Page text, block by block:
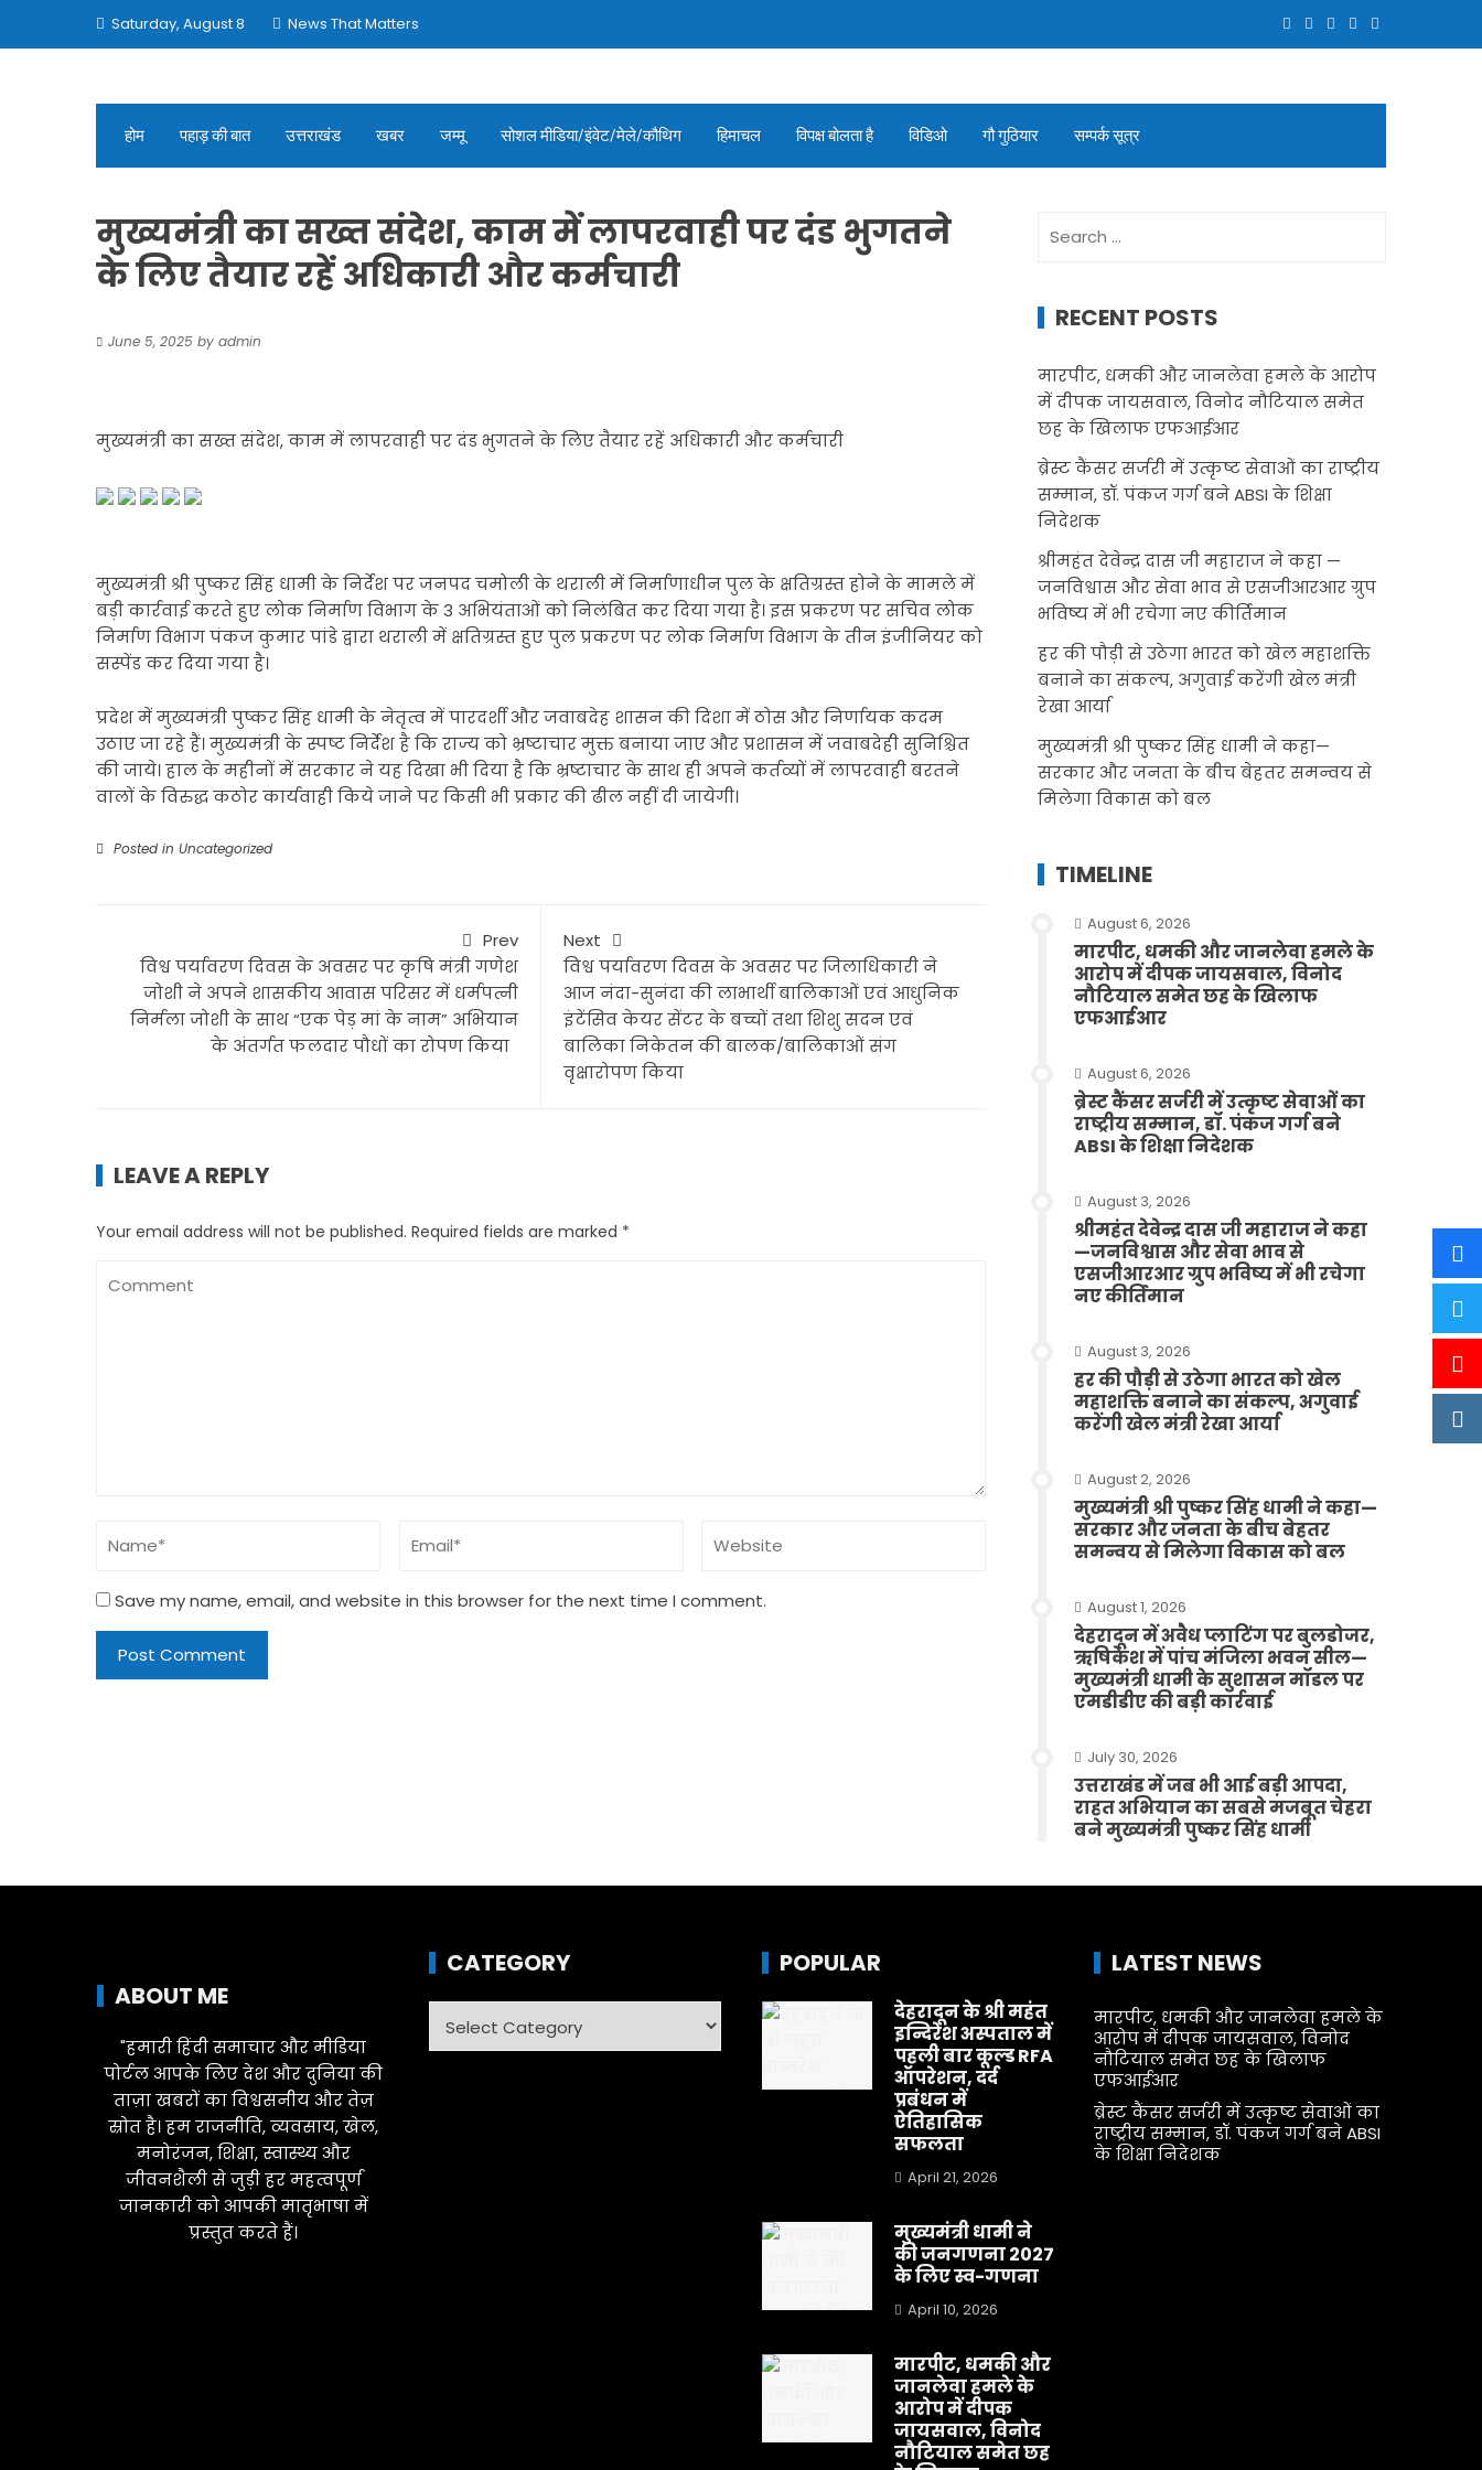
Saturday, August 8 News That Matters
होम पहाड़ की बात उत्तराखंड खबर जम्मू सोशल मीडिया/इंवेट/मेले/कौथिग हिमाचल विपक्ष बोलता है विडिओ गौ गुठियार सम्पर्क सूत्र
मुख्यमंत्री का सख्त संदेश, काम में लापरवाही पर दंड भुगतने
के लिए तैयार रहें अधिकारी और कर्मचारी
June 5, 2025 by admin
मुख्यमंत्री का सख्त संदेश, काम में लापरवाही पर दंड भुगतने के लिए तैयार रहें अधिकारी और कर्मचारी
मुख्यमंत्री श्री पुष्कर सिंह धामी के निर्देश पर जनपद चमोली के थराली में निर्माणाधीन पुल के क्षतिग्रस्त होने के मामले में
बड़ी कार्रवाई करते हुए लोक निर्माण विभाग के 3 अभियंताओं को निलंबित कर दिया गया है। इस प्रकरण पर सचिव लोक
निर्माण विभाग पंकज कुमार पांडे द्वारा थराली में क्षतिग्रस्त हुए पुल प्रकरण पर लोक निर्माण विभाग के तीन इंजीनियर को
सस्पेंड कर दिया गया है।
प्रदेश में मुख्यमंत्री पुष्कर सिंह धामी के नेतृत्व में पारदर्शी और जवाबदेह शासन की दिशा में ठोस और निर्णायक कदम
उठाए जा रहे हैं। मुख्यमंत्री के स्पष्ट निर्देश है कि राज्य को भ्रष्टाचार मुक्त बनाया जाए और प्रशासन में जवाबदेही सुनिश्चित
की जाये। हाल के महीनों में सरकार ने यह दिखा भी दिया है कि भ्रष्टाचार के साथ ही अपने कर्तव्यों में लापरवाही बरतने
वालों के विरुद्ध कठोर कार्यवाही किये जाने पर किसी भी प्रकार की ढील नहीं दी जायेगी।
Posted in Uncategorized
Prev
विश्व पर्यावरण दिवस के अवसर पर कृषि मंत्री गणेश
जोशी ने अपने शासकीय आवास परिसर में धर्मपत्नी
निर्मला जोशी के साथ “एक पेड़ मां के नाम” अभियान
के अंतर्गत फलदार पौधों का रोपण किया
Next
विश्व पर्यावरण दिवस के अवसर पर जिलाधिकारी ने
आज नंदा-सुनंदा की लाभार्थी बालिकाओं एवं आधुनिक
इंटेंसिव केयर सेंटर के बच्चों तथा शिशु सदन एवं
बालिका निकेतन की बालक/बालिकाओं संग
वृक्षारोपण किया
LEAVE A REPLY
Your email address will not be published. Required fields are marked *
Save my name, email, and website in this browser for the next time I comment.
for:
RECENT POSTS
मारपीट, धमकी और जानलेवा हमले के आरोप
में दीपक जायसवाल, विनोद नौटियाल समेत
छह के खिलाफ एफआईआर
ब्रेस्ट कैंसर सर्जरी में उत्कृष्ट सेवाओं का राष्ट्रीय
सम्मान, डॉ. पंकज गर्ग बने ABSI के शिक्षा
निदेशक
श्रीमहंत देवेन्द्र दास जी महाराज ने कहा —
जनविश्वास और सेवा भाव से एसजीआरआर ग्रुप
भविष्य में भी रचेगा नए कीर्तिमान
हर की पौड़ी से उठेगा भारत को खेल महाशक्ति
बनाने का संकल्प, अगुवाई करेंगी खेल मंत्री
रेखा आर्या
मुख्यमंत्री श्री पुष्कर सिंह धामी ने कहा—
सरकार और जनता के बीच बेहतर समन्वय से
मिलेगा विकास को बल
TIMELINE
August 6, 2026
मारपीट, धमकी और जानलेवा हमले के
आरोप में दीपक जायसवाल, विनोद
नौटियाल समेत छह के खिलाफ
एफआईआर
August 6, 2026
ब्रेस्ट कैंसर सर्जरी में उत्कृष्ट सेवाओं का
राष्ट्रीय सम्मान, डॉ. पंकज गर्ग बने
ABSI के शिक्षा निदेशक
August 3, 2026
श्रीमहंत देवेन्द्र दास जी महाराज ने कहा
—जनविश्वास और सेवा भाव से
एसजीआरआर ग्रुप भविष्य में भी रचेगा
नए कीर्तिमान
August 3, 2026
हर की पौड़ी से उठेगा भारत को खेल
महाशक्ति बनाने का संकल्प, अगुवाई
करेंगी खेल मंत्री रेखा आर्या
August 2, 2026
मुख्यमंत्री श्री पुष्कर सिंह धामी ने कहा—
सरकार और जनता के बीच बेहतर
समन्वय से मिलेगा विकास को बल
August 1, 2026
देहरादून में अवैध प्लाटिंग पर बुलडोजर,
ऋषिकेश में पांच मंजिला भवन सील—
मुख्यमंत्री धामी के सुशासन मॉडल पर
एमडीडीए की बड़ी कार्रवाई
July 30, 2026
उत्तराखंड में जब भी आई बड़ी आपदा,
राहत अभियान का सबसे मजबूत चेहरा
बने मुख्यमंत्री पुष्कर सिंह धामी
ABOUT ME
"हमारी हिंदी समाचार और मीडिया
पोर्टल आपके लिए देश और दुनिया की
ताज़ा खबरों का विश्वसनीय और तेज़
स्रोत है। हम राजनीति, व्यवसाय, खेल,
मनोरंजन, शिक्षा, स्वास्थ्य और
जीवनशैली से जुड़ी हर महत्वपूर्ण
जानकारी को आपकी मातृभाषा में
प्रस्तुत करते हैं।
CATEGORY POPULAR
देहरादून के श्री महंत
इन्दिरेश अस्पताल में
पहली बार कूल्ड RFA
ऑपरेशन, दर्द
प्रबंधन में
ऐतिहासिक
सफलता
April 21, 2026
मुख्यमंत्री धामी ने
की जनगणना 2027
के लिए स्व-गणना
April 10, 2026
मारपीट, धमकी और
जानलेवा हमले के
आरोप में दीपक
जायसवाल, विनोद
नौटियाल समेत छह
LATEST NEWS
मारपीट, धमकी और जानलेवा हमले के
आरोप में दीपक जायसवाल, विनोद
नौटियाल समेत छह के खिलाफ
एफआईआर
ब्रेस्ट कैंसर सर्जरी में उत्कृष्ट सेवाओं का
राष्ट्रीय सम्मान, डॉ. पंकज गर्ग बने ABSI
के शिक्षा निदेशक